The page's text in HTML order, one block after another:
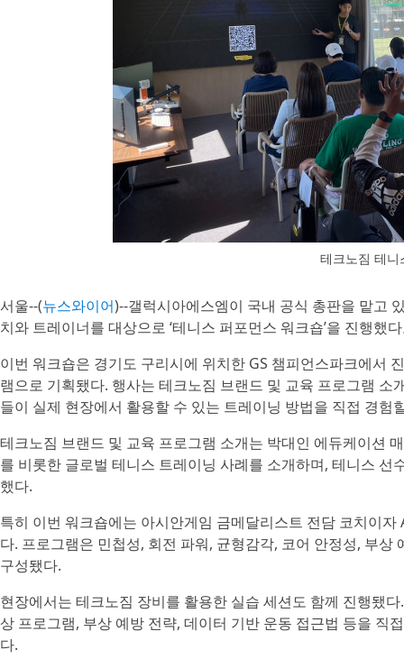
테크노짐 테
서울--(뉴스와이어)--갤럭시아에스엠이 국내 공식 총판을 맡고
치와 트레이너를 대상으로 ‘테니스 퍼포먼스 워크숍’을 진행했
이번 워크숍은 경기도 구리시에 위치한 GS 챔피언스파크에서
램으로 기획됐다. 행사는 테크노짐 브랜드 및 교육 프로그램
들이 실제 현장에서 활용할 수 있는 트레이닝 방법을 직접 경험
테크노짐 브랜드 및 교육 프로그램 소개는 박대인 에듀케이션
를 비롯한 글로벌 테니스 트레이닝 사례를 소개하며, 테니스
했다.
특히 이번 워크숍에는 아시안게임 금메달리스트 전담 코치이
다. 프로그램은 민첩성, 회전 파워, 균형감각, 코어 안정성, 부
구성됐다.
현장에서는 테크노짐 장비를 활용한 실습 세션도 함께 진행됐
상 프로그램, 부상 예방 전략, 데이터 기반 운동 접근법 등을 직
다.